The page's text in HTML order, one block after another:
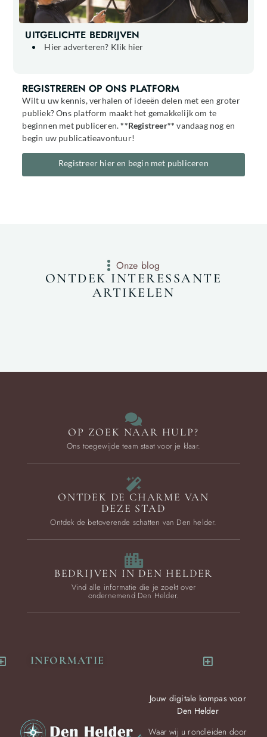
UITGELICHTE BEDRIJVEN
Hier adverteren? Klik hier
REGISTREREN OP ONS PLATFORM
Wilt u uw kennis, verhalen of ideeën delen met een groter
publiek? Ons platform maakt het gemakkelijk om te
beginnen met publiceren.**Registreer** vandaag nog en
begin uw publicatieavontuur!
Registreer hier en begin met publiceren
Onze blog
ONTDEK INTERESSANTE
ARTIKELEN
OP ZOEK NAAR HULP?
Ons toegewijde team staat voor je klaar.
ONTDEK DE CHARME VAN
DEZE STAD
Ontdek de betoverende schatten van Den helder.
BEDRIJVEN IN DEN HELDER
Vind alle informatie die je zoekt over
ondernemend Den Helder.
INFORMATIE
Jouw digitale kompas voor
Den Helder
Waar wij u rondleiden door